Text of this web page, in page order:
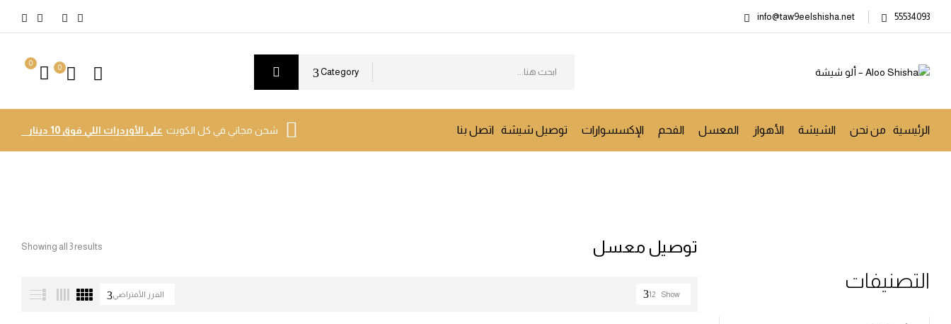
55534093
info@taw9eelshisha.net
Category
0
0
الرئيسية من نحن الشيشة الأهواز المعسل الفحم الإكسسوارات توصيل شيشة اتصل بنا شحن مجاني في كل الكويت على الأوردرات اللي فوق 10 دينار
التصنيفات
توصيل معسل Showing all 3 results
الفرز الأفتراضي Show
12